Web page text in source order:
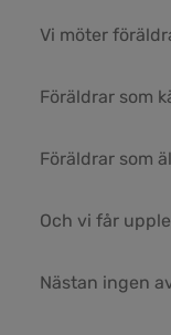
Vi möter
Föräldrar som
Föräldrar som
Och vi får
Nästan ingen